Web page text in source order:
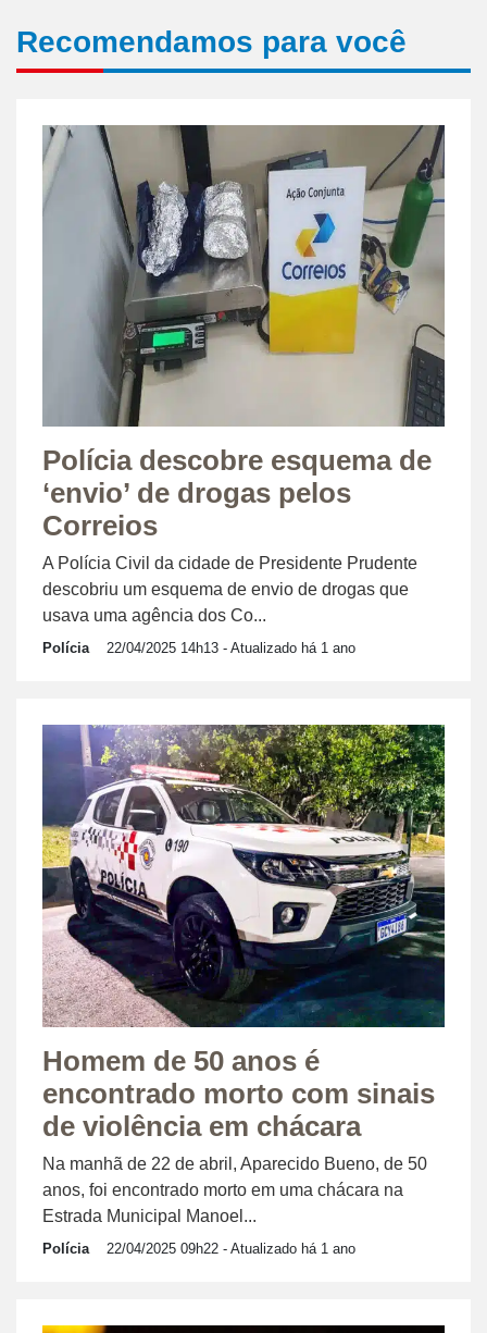
Recomendamos para você
Polícia descobre esquema de
‘envio’ de drogas pelos
Correios
A Polícia Civil da cidade de Presidente Prudente
descobriu um esquema de envio de drogas que
usava uma agência dos Co...
Polícia 22/04/2025 14h13 - Atualizado há 1 ano
Homem de 50 anos é
encontrado morto com sinais
de violência em chácara
Na manhã de 22 de abril, Aparecido Bueno, de 50
anos, foi encontrado morto em uma chácara na
Estrada Municipal Manoel...
Polícia 22/04/2025 09h22 - Atualizado há 1 ano